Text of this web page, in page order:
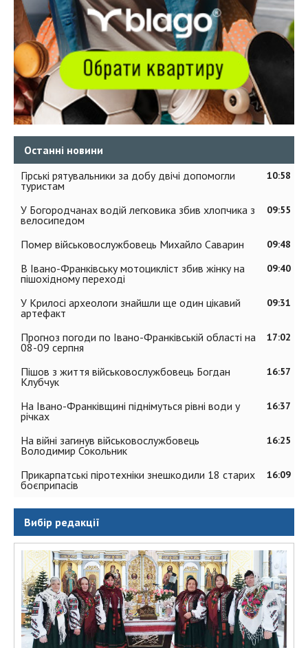
Останні новини
10:58
Гірські рятувальники за добу двічі допомогли
туристам
09:55
У Богородчанах водій легковика збив хлопчика з
велосипедом
09:48
Помер військовослужбовець Михайло Саварин
09:40
В Івано-Франківську мотоцикліст збив жінку на
пішохідному переході
09:31
У Крилосі археологи знайшли ще один цікавий
артефакт
17:02
Прогноз погоди по Івано-Франківській області на
08-09 серпня
16:57
Пішов з життя військовослужбовець Богдан
Клубчук
16:37
На Івано-Франківщині піднімуться рівні води у
річках
16:25
На війні загинув військовослужбовець
Володимир Сокольник
16:09
Прикарпатські піротехніки знешкодили 18 старих
боєприпасів
Вибір редакції